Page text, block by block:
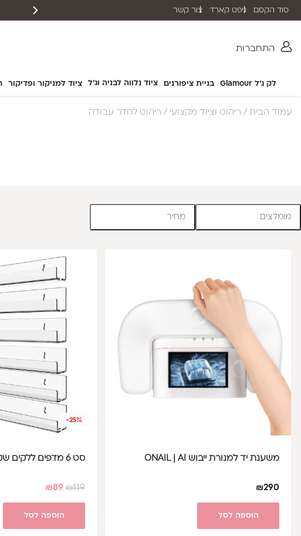
התחברות
לק ג'ל Glamour בניית ציפורנים ציוד נלווה לבניה וג'ל ציוד למניקור ופדיקור
שליח עד הבית תוך 2-5 ימי עסקים סוד הקסם גיפט קארד צור קשר
עמוד הבית / ריהוט וציוד מקצועי / ריהוט לחדר עבודה
מומלצים מחיר
משענת יד למנורת ייבוש ONAIL | AI
₪290
הוספה לסל
-25%
סט 6 מדפים ללקים שקופים אקרליים
₪119
₪89
הוספה לסל